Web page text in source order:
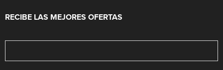
RECIBE LAS MEJORES OFERTAS